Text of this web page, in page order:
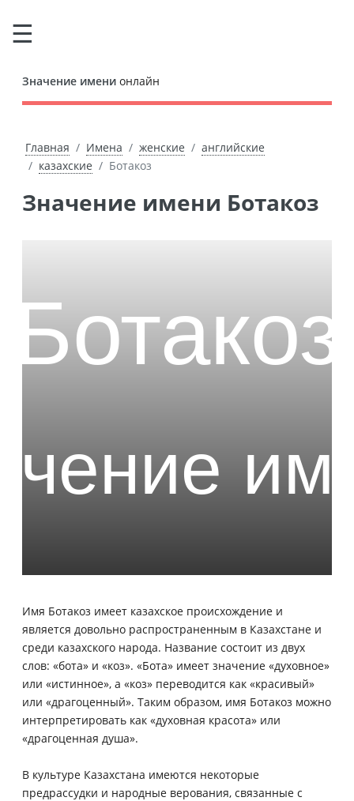
Значение имени онлайн
Главная Имена женские
английские
казахские
Ботакоз
Значение имени Ботакоз
Имя Ботакоз имеет казахское происхождение и
является довольно распространенным в Казахстане и
среди казахского народа. Название состоит из двух
слов: «бота» и «коз». «Бота» имеет значение «духовное»
или «истинное», а «коз» переводится как «красивый»
или «драгоценный». Таким образом, имя Ботакоз можно
интерпретировать как «духовная красота» или
«драгоценная душа».
В культуре Казахстана имеются некоторые
предрассудки и народные верования, связанные с